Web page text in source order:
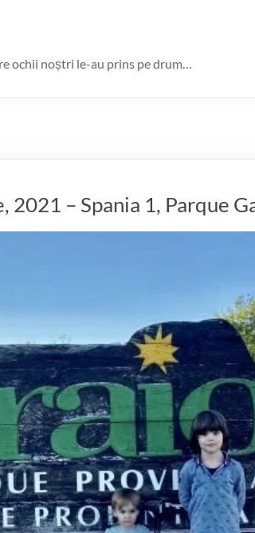
ochii noștri le-au prins pe drum…
2021 – Spania 1, Parque